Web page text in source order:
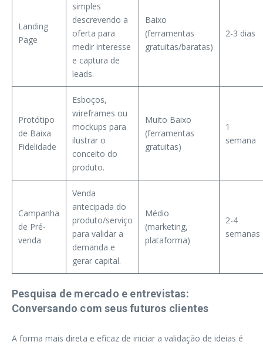
Landing
Page
simples
descrevendo a
oferta para
medir interesse
e captura de
leads.
Baixo
(ferramentas
gratuitas/baratas)
2-3 dias
Protótipo
de Baixa
Fidelidade
Esboços,
wireframes ou
mockups para
ilustrar o
conceito do
produto.
Muito Baixo
(ferramentas
gratuitas)
1
semana
Campanha
de Pré-
venda
Venda
antecipada do
produto/serviço
para validar a
demanda e
gerar capital.
Médio
(marketing,
plataforma)
2-4
semanas
Pesquisa de mercado e entrevistas:
Conversando com seus futuros clientes
A forma mais direta e eficaz de iniciar a validação de ideias é